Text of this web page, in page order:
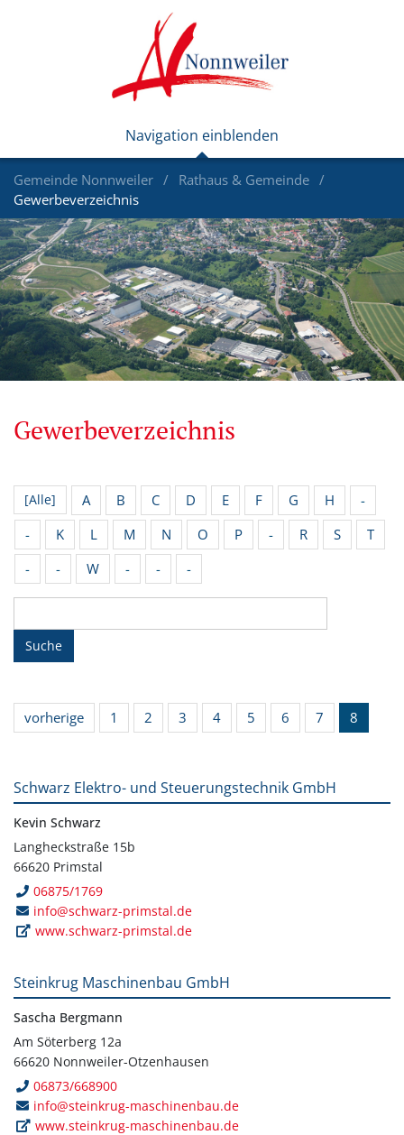
Gemeinde Nonnweiler
Rathaus & Gemeinde
Gewerbeverzeichnis
Gewerbeverzeichnis
[Alle] A B C D E F G H
-
-
K L M N O P - R S
T
-
- W - - -
Suche
vorherige 1 2 3 4 5 6 7 8
Schwarz Elektro- und Steuerungstechnik GmbH
Kevin Schwarz
Langheckstraße 15b
66620 Primstal
06875/1769
info@schwarz-primstal.de
www.schwarz-primstal.de
Steinkrug Maschinenbau GmbH
Sascha Bergmann
Am Söterberg 12a
66620 Nonnweiler-Otzenhausen
06873/668900
info@steinkrug-maschinenbau.de
www.steinkrug-maschinenbau.de